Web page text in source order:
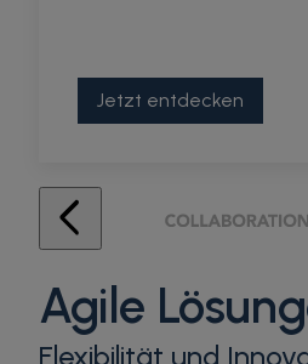
Jetzt entdecken
Agile
Flexibilität und